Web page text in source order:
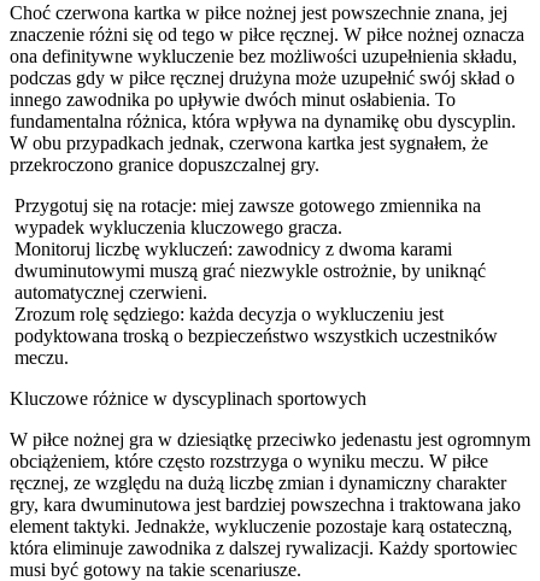
Choć czerwona kartka w piłce nożnej jest powszechnie znana, jej
znaczenie różni się od tego w piłce ręcznej. W piłce nożnej oznacza
ona definitywne wykluczenie bez możliwości uzupełnienia składu,
podczas gdy w piłce ręcznej drużyna może uzupełnić swój skład o
innego zawodnika po upływie dwóch minut osłabienia. To
fundamentalna różnica, która wpływa na dynamikę obu dyscyplin.
W obu przypadkach jednak, czerwona kartka jest sygnałem, że
przekroczono granice dopuszczalnej gry.
Przygotuj się na rotacje: miej zawsze gotowego zmiennika na
wypadek wykluczenia kluczowego gracza.
Monitoruj liczbę wykluczeń: zawodnicy z dwoma karami
dwuminutowymi muszą grać niezwykle ostrożnie, by uniknąć
automatycznej czerwieni.
Zrozum rolę sędziego: każda decyzja o wykluczeniu jest
podyktowana troską o bezpieczeństwo wszystkich uczestników
meczu.
Kluczowe różnice w dyscyplinach sportowych
W piłce nożnej gra w dziesiątkę przeciwko jedenastu jest ogromnym
obciążeniem, które często rozstrzyga o wyniku meczu. W piłce
ręcznej, ze względu na dużą liczbę zmian i dynamiczny charakter
gry, kara dwuminutowa jest bardziej powszechna i traktowana jako
element taktyki. Jednakże, wykluczenie pozostaje karą ostateczną,
która eliminuje zawodnika z dalszej rywalizacji. Każdy sportowiec
musi być gotowy na takie scenariusze.